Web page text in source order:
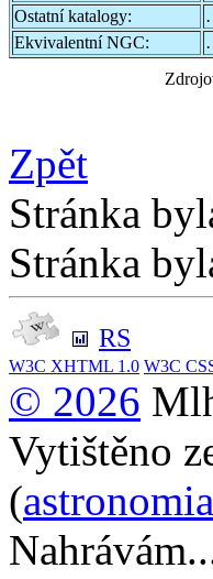
Ostatní katalogy:
Ekvivalentní NGC:
Zpět
Stránka
Stránka
RS
W3C XHTML 1.0 W3C
© 2026
Vytištěno
(